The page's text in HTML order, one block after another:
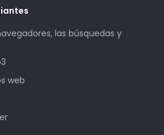
las búsquedas y
web